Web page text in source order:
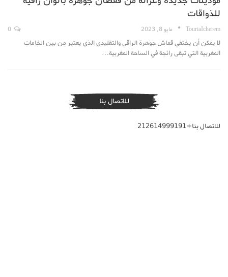
للذواقات
TouriaIcherem مايو 8, 2023
لا يمكن أن يختفي قماش جوهرة الراقي والتقليدي الذي يعتبر من بين الخامات
المغربية التي تبقى رائجة في الساحة المغربية…
للاتصال بنا
للاتصال بنا+212614999191